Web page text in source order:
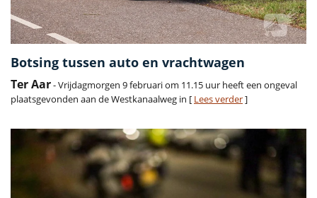
Botsing tussen auto en vrachtwagen
Ter Aar- Vrijdagmorgen 9 februari om 11.15 uur heeft een ongeval
plaatsgevonden aan de Westkanaalweg in [ Lees verder]